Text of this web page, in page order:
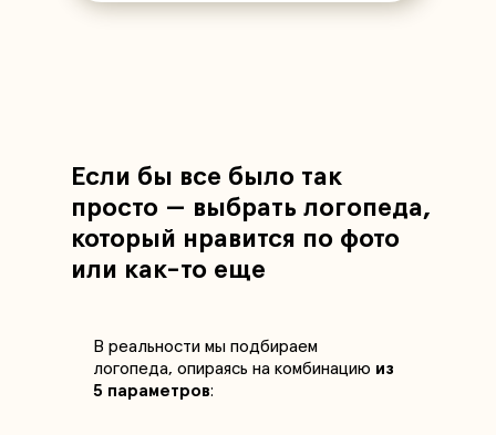
Если бы все было так
просто — выбрать логопеда,
который нравится по фото
или как-то еще
В реальности мы подбираем
логопеда, опираясь на комбинацию из
5 параметров: